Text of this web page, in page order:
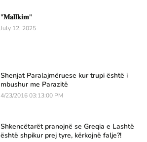
"𝐌𝐚𝐥𝐥𝐤𝐢𝐦"
July 12, 2025
Shenjat Paralajmëruese kur trupi është i
mbushur me Parazitë
4/23/2016 03:13:00 PM
Shkencëtarët pranojnë se Greqia e Lashtë
është shpikur prej tyre, kërkojnë falje?!